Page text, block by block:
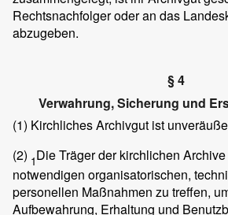
Rechtsnachfolger oder an das
abzugeben.
§ 4
Verwahrung, Sicherung und
(1) Kirchliches Archivgut ist
(2) 1Die Träger der kirchlichen
notwendigen organisatorischen,
personellen Maßnahmen zu treffen,
Aufbewahrung, Erhaltung und